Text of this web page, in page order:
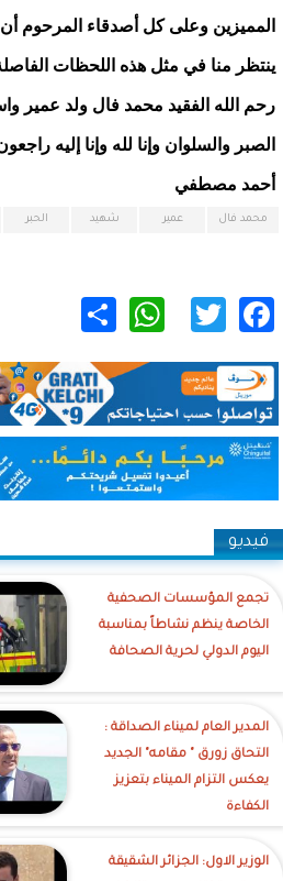
المميزين وعلى كل أصدقاء المرحوم
ينتظر منا في مثل هذه اللحظات
رحم الله الفقيد محمد فال ولد عمير
الصبر والسلوان وإنا لله وإنا إليه
أحمد مصطفي
محمد فال عمير شهيد الحبر
Facebook
Twitter
فيديو
تجمع المؤسسات الصحفية
الخاصة ينظم نشاطاً بمناسبة
اليوم الدولي لحرية الصحافة
‎المدير العام لميناء الصداقة :
التحاق زورق " مقامه" الجديد
يعكس التزام الميناء بتعزيز
الكفاءة
الوزير الاول: الجزائر الشقيقة